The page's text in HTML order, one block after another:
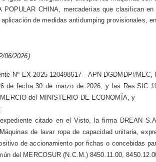
POPULAR CHINA, mercaderías que clasifican
de medidas antidumping provisionales,
06/2026)
Nº EX-2025-120498617- -APN-
de fecha 30 de marzo de 2026, y las Res.SIC
del MINISTERIO DE ECONOMÍA, y
citado en el Visto, la firma DREAN
de lavar ropa de capacidad unitaria,
de accionamiento por fichas o concebidas
del MERCOSUR (N.C.M.) 8450.11.00,